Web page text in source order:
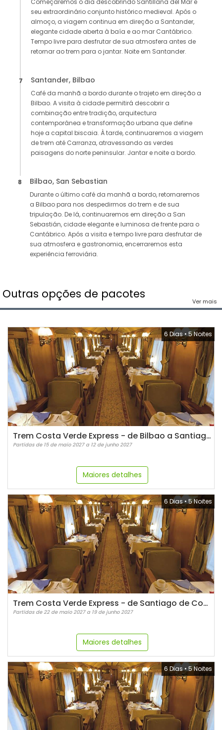
Começaremos o dia descobrindo Santillana del Mar e
seu extraordinário conjunto histórico medieval. Após o
almoço, a viagem continua em direção a Santander,
elegante cidade aberta à baía e ao mar Cantábrico.
Tempo livre para desfrutar de sua atmosfera antes de
retornar ao trem para o jantar. Noite em Santander.
7 Santander, Bilbao
Café da manhã a bordo durante o trajeto em direção a
Bilbao. A visita à cidade permitirá descobrir a
combinação entre tradição, arquitectura
contemporânea e transformação urbana que define
hoje a capital biscaia. À tarde, continuaremos a viagem
de trem até Carranza, atravessando as verdes
paisagens do norte peninsular. Jantar e noite a bordo.
8 Bilbao, San Sebastian
Durante o último café da manhã a bordo, retornaremos
a Bilbao para nos despedirmos do trem e de sua
tripulação. De lá, continuaremos em direção a San
Sebastián, cidade elegante e luminosa de frente para o
Cantábrico. Após a visita e tempo livre para desfrutar de
sua atmosfera e gastronomia, encerraremos esta
experiência ferroviária.
Outras opções de pacotes
Ver mais
6 Dias• 5 Noites
Trem Costa Verde Express - de Bilbao a Santiago de Compostela
Partidas de 15 de maio 2027 a 12 de junho 2027
Maiores detalhes
6 Dias• 5 Noites
Trem Costa Verde Express - de Santiago de Compostela a Bilbao
Partidas de 22 de maio 2027 a 19 de junho 2027
Maiores detalhes
6 Dias• 5 Noites